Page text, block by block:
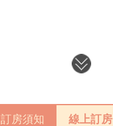
訂房須知 線上訂房